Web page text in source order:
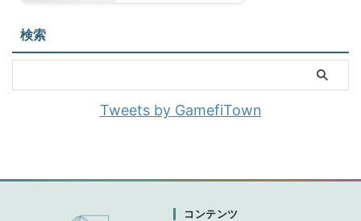
検索
Tweets by GamefiTown
コンテンツ